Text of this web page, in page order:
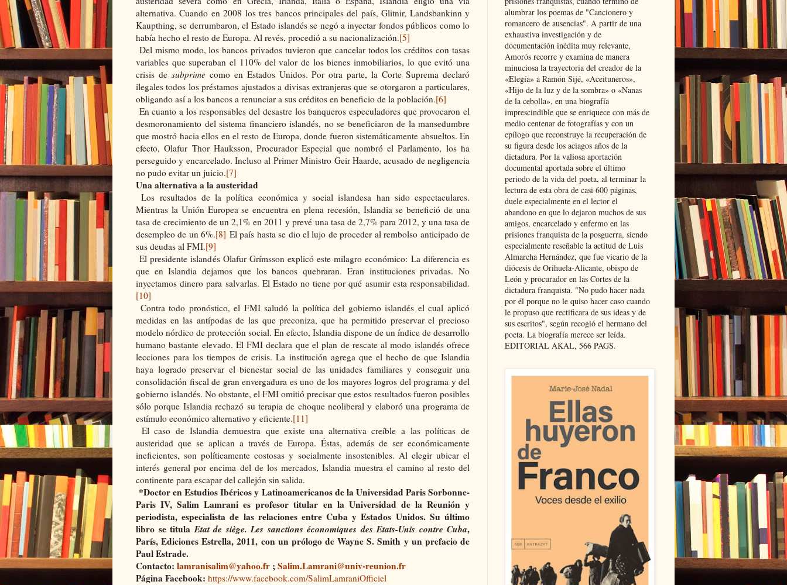
alternativa. Cuando en 2008 los tres bancos principales del país, Glitnir, Landsbankinn y
Kaupthing, se derrumbaron, el Estado islandés se negó a inyectar fondos públicos como lo
había hecho el resto de Europa. Al revés, procedió a su nacionalización.[5]
Del mismo modo, los bancos privados tuvieron que cancelar todos los créditos con tasas
variables que superaban el 110% del valor de los bienes inmobiliarios, lo que evitó una
crisis de subprimecomo en Estados Unidos. Por otra parte, la Corte Suprema declaró
ilegales todos los préstamos ajustados a divisas extranjeras que se otorgaron a particulares,
obligando así a los bancos a renunciar a sus créditos en beneficio de la población.[6]
En cuanto a los responsables del desastre los banqueros especuladores que provocaron el
desmoronamiento del sistema financiero islandés, no se beneficiaron de la mansedumbre
que mostró hacia ellos en el resto de Europa, donde fueron sistemáticamente absueltos. En
efecto, Olafur Thor Hauksson, Procurador Especial que nombró el Parlamento, los ha
perseguido y encarcelado. Incluso al Primer Ministro Geir Haarde, acusado de negligencia
no pudo evitar un juicio.[7]
Una alternativa a la austeridad
Los resultados de la política económica y social islandesa han sido espectaculares.
Mientras la Unión Europea se encuentra en plena recesión, Islandia se benefició de una
tasa de crecimiento de un 2,1% en 2011 y prevé una tasa de 2,7% para 2012, y una tasa de
desempleo de un 6%.[8] El país hasta se dio el lujo de proceder al rembolso anticipado de
sus deudas al FMI.[9]
El presidente islandés Olafur Grímsson explicó este milagro económico: La diferencia es
que en Islandia dejamos que los bancos quebraran. Eran instituciones privadas. No
inyectamos dinero para salvarlas. El Estado no tiene por qué asumir esta responsabilidad.
[10]
Contra todo pronóstico, el FMI saludó la política del gobierno islandés el cual aplicó
medidas en las antípodas de las que preconiza, que ha permitido preservar el precioso
modelo nórdico de protección social. En efecto, Islandia dispone de un índice de desarrollo
humano bastante elevado. El FMI declara que el plan de rescate al modo islandés ofrece
lecciones para los tiempos de crisis. La institución agrega que el hecho de que Islandia
haya logrado preservar el bienestar social de las unidades familiares y conseguir una
consolidación fiscal de gran envergadura es uno de los mayores logros del programa y del
gobierno islandés. No obstante, el FMI omitió precisar que estos resultados fueron posibles
sólo porque Islandia rechazó su terapia de choque neoliberal y elaboró una programa de
estímulo económico alternativo y eficiente.[11]
El caso de Islandia demuestra que existe una alternativa creíble a las políticas de
austeridad que se aplican a través de Europa. Éstas, además de ser económicamente
ineficientes, son políticamente costosas y socialmente insostenibles. Al elegir ubicar el
interés general por encima del de los mercados, Islandia muestra el camino al resto del
continente para escapar del callejón sin salida.
*Doctor en Estudios Ibéricos y Latinoamericanos de la Universidad Paris Sorbonne-
Paris IV, Salim Lamrani es profesor titular en la Universidad de la Reunión y
periodista, especialista de las relaciones entre Cuba y Estados Unidos. Su último
libro se titulaEtat de siège. Les sanctions économiques des Etats-Unis contre Cuba,
París, Ediciones Estrella, 2011, con un prólogo de Wayne S. Smith y un prefacio de
Paul Estrade.
Contacto: lamranisalim@yahoo.fr ; Salim.Lamrani@univ-reunion.fr
Página Facebook: https://www.facebook.com/SalimLamraniOfficiel
alumbrar los poemas de "Cancionero y
romancero de ausencias". A partir de una
exhaustiva investigación y de
documentación inédita muy relevante,
Amorós recorre y examina de manera
minuciosa la trayectoria del creador de la
«Elegía» a Ramón Sijé, «Aceituneros»,
«Hijo de la luz y de la sombra» o «Nanas
de la cebolla», en una biografía
imprescindible que se enriquece con más de
medio centenar de fotografías y con un
epílogo que reconstruye la recuperación de
su figura desde los aciagos años de la
dictadura. Por la valiosa aportación
documental aportada sobre el último
periodo de la vida del poeta, al terminar la
lectura de esta obra de casi 600 páginas,
duele especialmente en el lector el
abandono en que lo dejaron muchos de sus
amigos, encarcelado y enfermo en las
prisiones franquista de la posguerra, siendo
especialmente reseñable la actitud de Luis
Almarcha Hernández, que fue vicario de la
diócesis de Orihuela-Alicante, obispo de
León y procurador en las Cortes de la
dictadura franquista. "No pudo hacer nada
por él porque no le quiso hacer caso cuando
le propuso que rectificara de sus ideas y de
sus escritos", según recogió el hermano del
poeta. La biografía merece ser leída.
EDITORIAL AKAL, 566 PAGS.